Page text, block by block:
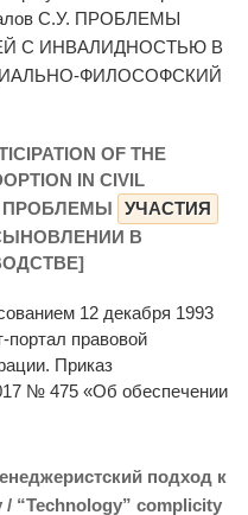
С.У. ПРОБЛЕМЫ
С ИНВАЛИДНОСТЬЮ В
ФИЛОСОФСКИЙ
OF THE
IN CIVIL
ПРОБЛЕМЫ
УЧАСТИЯ
В
12 декабря 1993
правовой
Приказ
№ 475 «Об обеспечении
подход к
/ “Technology” complicity